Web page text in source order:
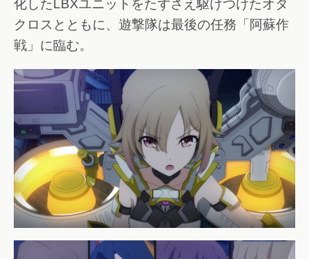
化したLBXユニットをたずさえ駆けつけたオタ
クロスとともに、遊撃隊は最後の任務「阿蘇作
戦」に臨む。